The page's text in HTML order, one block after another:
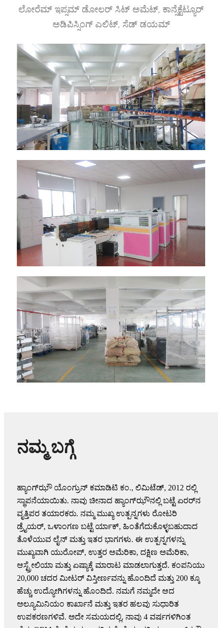
ಲೋರೆಮ್ ಇಪ್ಸಮ್ ಡೋಲರ್ ಸಿಟ್ ಅಮೆಟ್, ಕಾನ್ಸೆಕ್ಟೆಟ್ಯೂರ್
ಅಡಿಪಿಸ್ಸಿಂಗ್ ಎಲಿಟ್, ಸೆಡ್ ಡಯಮ್
ನಮ್ಮ ಬಗ್ಗೆ
ಹ್ಯಾಂಗ್‌ಝೌ ಯೊಂಗ್ರುನ್ ಕಮಾಡಿಟಿ ಕಂ., ಲಿಮಿಟೆಡ್, 2012 ರಲ್ಲಿ
ಸ್ಥಾಪನೆಯಾಯಿತು. ನಾವು ಚೀನಾದ ಹ್ಯಾಂಗ್‌ಝೌನಲ್ಲಿ ಬಟ್ಟೆ ಏರರ್‌ನ
ವೃತ್ತಿಪರ ತಯಾರಕರು. ನಮ್ಮ ಮುಖ್ಯ ಉತ್ಪನ್ನಗಳು ರೋಟರಿ
ಡ್ರೈಯರ್, ಒಳಾಂಗಣ ಬಟ್ಟೆ ರ್ಯಾಕ್, ಹಿಂತೆಗೆದುಕೊಳ್ಳಬಹುದಾದ
ತೊಳೆಯುವ ಲೈನ್ ಮತ್ತು ಇತರ ಭಾಗಗಳು. ಈ ಉತ್ಪನ್ನಗಳನ್ನು
ಮುಖ್ಯವಾಗಿ ಯುರೋಪ್, ಉತ್ತರ ಅಮೆರಿಕಾ, ದಕ್ಷಿಣ ಅಮೆರಿಕಾ,
ಆಸ್ಟ್ರೇಲಿಯಾ ಮತ್ತು ಏಷ್ಯಾಕ್ಕೆ ಮಾರಾಟ ಮಾಡಲಾಗುತ್ತದೆ. ಕಂಪನಿಯು
20,000 ಚದರ ಮೀಟರ್ ವಿಸ್ತೀರ್ಣವನ್ನು ಹೊಂದಿದೆ ಮತ್ತು 200 ಕ್ಕೂ
ಹೆಚ್ಚು ಉದ್ಯೋಗಿಗಳನ್ನು ಹೊಂದಿದೆ. ನಮಗೆ ನಮ್ಮದೇ ಆದ
ಅಲ್ಯೂಮಿನಿಯಂ ಕಾರ್ಖಾನೆ ಮತ್ತು ಇತರ ಹಲವು ಸುಧಾರಿತ
ಉಪಕರಣಗಳಿವೆ. ಅದೇ ಸಮಯದಲ್ಲಿ, ನಾವು 4 ವರ್ಷಗಳಿಗಿಂತ